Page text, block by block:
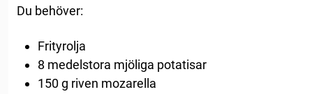
Du behöver:
Frityrolja
8 medelstora mjöliga potatisar
150 g riven mozarella